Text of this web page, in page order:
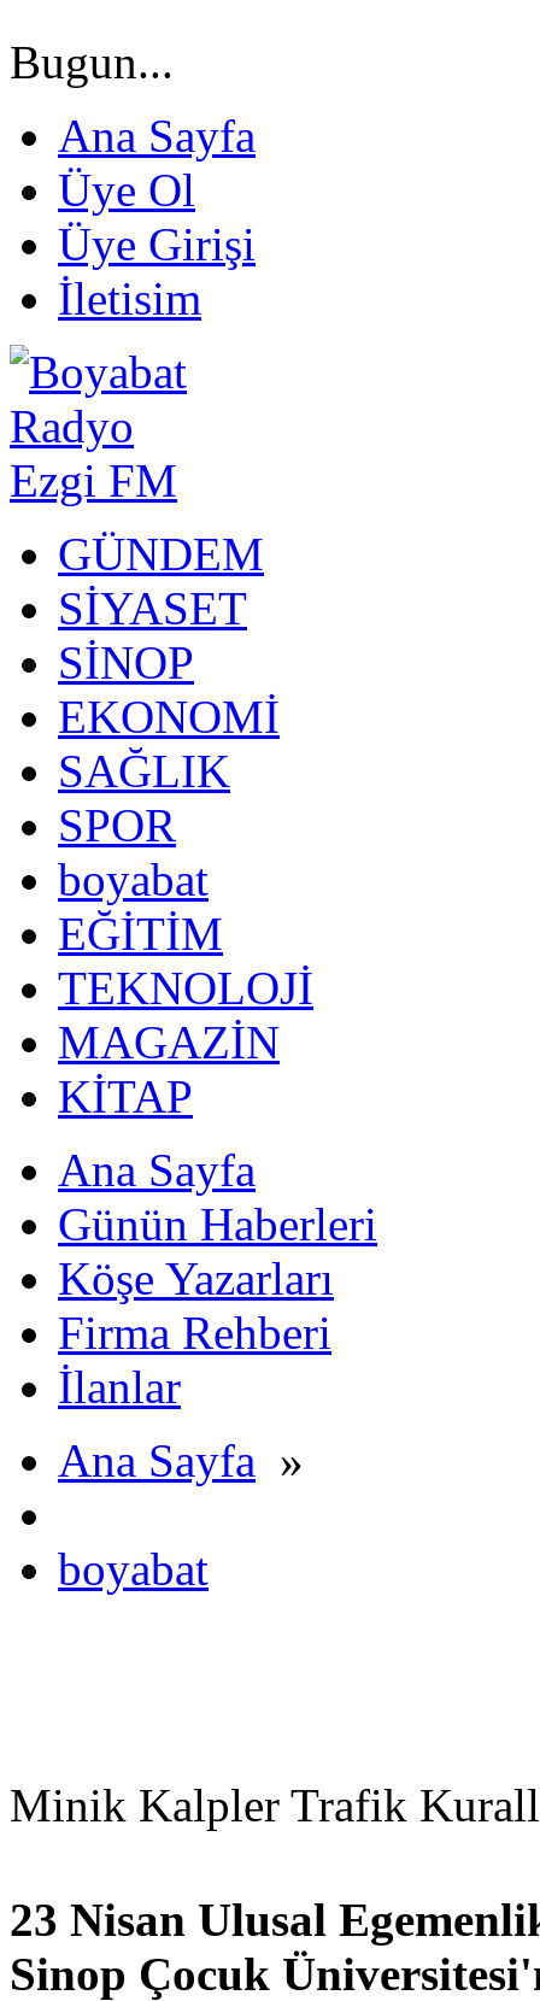
Bugun...
Ana Sayfa
Üye Ol
Üye Girişi
İletisim
GÜNDEM
SİYASET
SİNOP
EKONOMİ
SAĞLIK
SPOR
boyabat
EĞİTİM
TEKNOLOJİ
MAGAZİN
KİTAP
Ana Sayfa
Günün Haberleri
Köşe Yazarları
Firma Rehberi
İlanlar
Ana Sayfa »
boyabat
Minik Kalpler Trafik
23 Nisan Ulusal
Sinop Çocuk